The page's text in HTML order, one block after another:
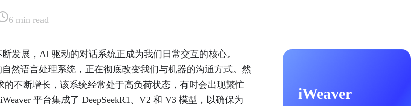
6 min read
发展，AI 驱动的对话系统正成为我们日常交互的核心。
自然语言处理系统，正在彻底改变我们与机器的沟通方式。然
的不断增长，该系统经常处于高负荷状态，有时会出现繁忙
平台集成了 DeepSeekR1、V2 和 V3 模型，以确保为
iWeaver